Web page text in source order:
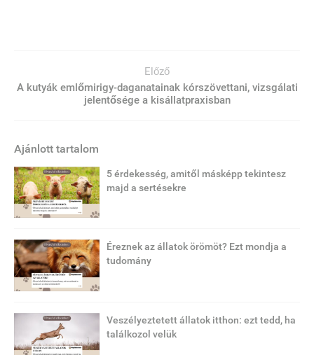
Előző
A kutyák emlőmirigy-daganatainak kórszövettani, vizsgálati
jelentősége a kisállatpraxisban
Ajánlott tartalom
5 érdekesség, amitől másképp tekintesz
majd a sertésekre
Éreznek az állatok örömöt? Ezt mondja a
tudomány
Veszélyeztetett állatok itthon: ezt tedd, ha
találkozol velük